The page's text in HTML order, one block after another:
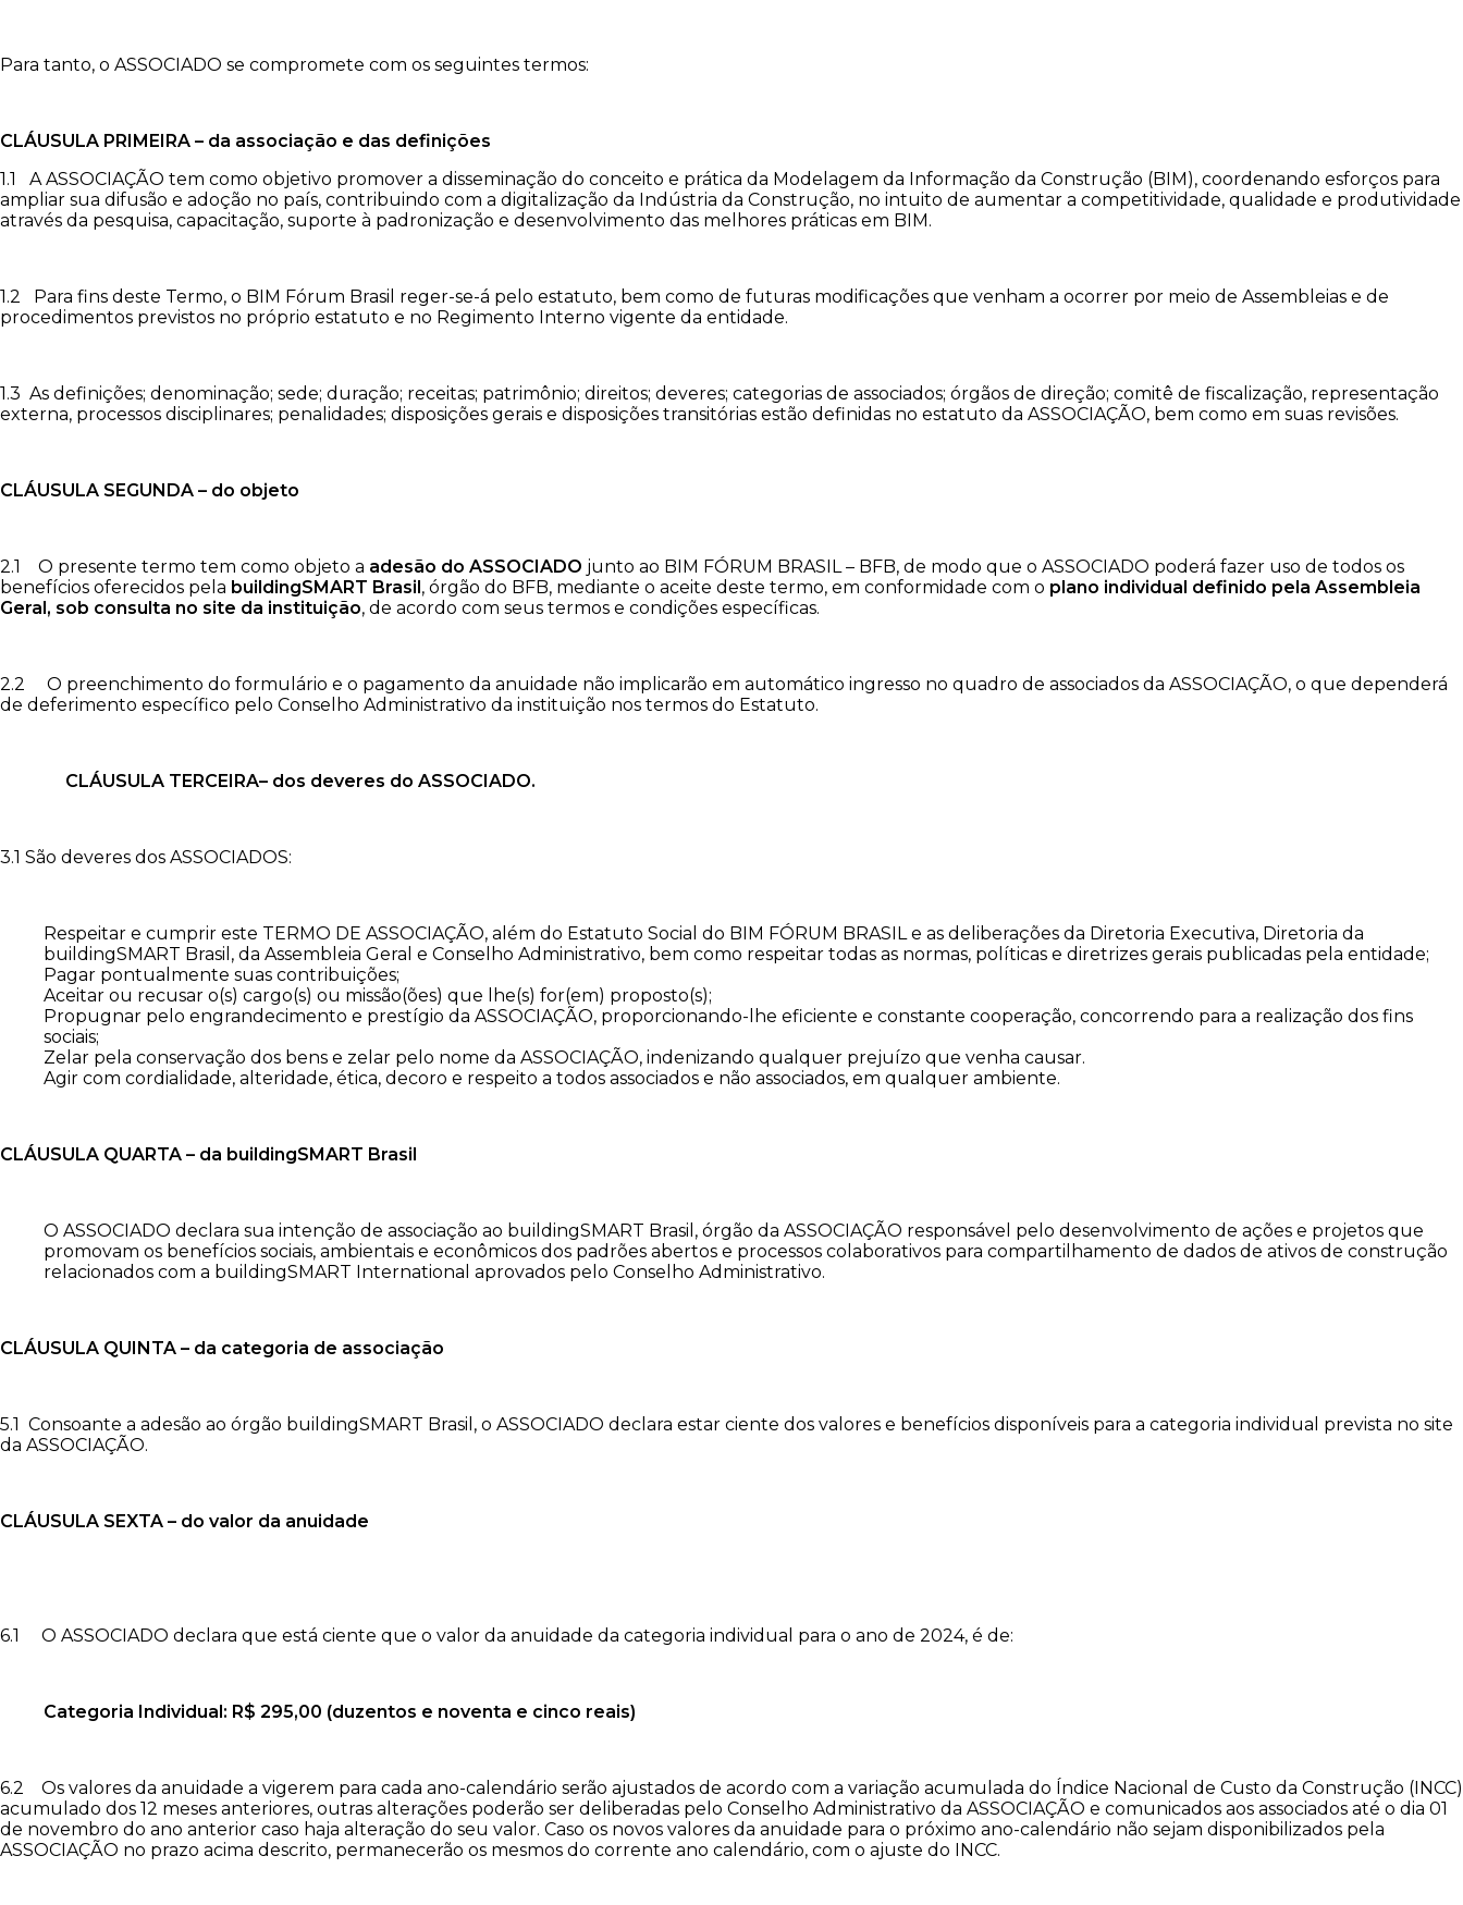
Para tanto, o ASSOCIADO se compromete com os seguintes termos:
CLÁUSULA PRIMEIRA – da associação e das definições
1.1 A ASSOCIAÇÃO tem como objetivo promover a disseminação do conceito e prática da Modelagem da Informação da Construção (BIM), coordenando esforços para
ampliar sua difusão e adoção no país, contribuindo com a digitalização da Indústria da Construção, no intuito de aumentar a competitividade, qualidade e produtividade
através da pesquisa, capacitação, suporte à padronização e desenvolvimento das melhores práticas em BIM.
1.2 Para fins deste Termo, o BIM Fórum Brasil reger-se-á pelo estatuto, bem como de futuras modificações que venham a ocorrer por meio de Assembleias e de
procedimentos previstos no próprio estatuto e no Regimento Interno vigente da entidade.
1.3 As definições; denominação; sede; duração; receitas; patrimônio; direitos; deveres; categorias de associados; órgãos de direção; comitê de fiscalização, representação
externa, processos disciplinares; penalidades; disposições gerais e disposições transitórias estão definidas no estatuto da ASSOCIAÇÃO, bem como em suas revisões.
CLÁUSULA SEGUNDA – do objeto
2.1 O presente termo tem como objeto a adesão do ASSOCIADO junto ao BIM FÓRUM BRASIL – BFB, de modo que o ASSOCIADO poderá fazer uso de todos os
benefícios oferecidos pela buildingSMART Brasil, órgão do BFB, mediante o aceite deste termo, em conformidade com o plano individual definido pela Assembleia
Geral, sob consulta no site da instituição, de acordo com seus termos e condições específicas.
2.2 O preenchimento do formulário e o pagamento da anuidade não implicarão em automático ingresso no quadro de associados da ASSOCIAÇÃO, o que dependerá
de deferimento específico pelo Conselho Administrativo da instituição nos termos do Estatuto.
CLÁUSULA TERCEIRA– dos deveres do ASSOCIADO.
3.1 São deveres dos ASSOCIADOS:
Respeitar e cumprir este TERMO DE ASSOCIAÇÃO, além do Estatuto Social do BIM FÓRUM BRASIL e as deliberações da Diretoria Executiva, Diretoria da
buildingSMART Brasil, da Assembleia Geral e Conselho Administrativo, bem como respeitar todas as normas, políticas e diretrizes gerais publicadas pela entidade;
Pagar pontualmente suas contribuições;
Aceitar ou recusar o(s) cargo(s) ou missão(ões) que lhe(s) for(em) proposto(s);
Propugnar pelo engrandecimento e prestígio da ASSOCIAÇÃO, proporcionando-lhe eficiente e constante cooperação, concorrendo para a realização dos fins
sociais;
Zelar pela conservação dos bens e zelar pelo nome da ASSOCIAÇÃO, indenizando qualquer prejuízo que venha causar.
Agir com cordialidade, alteridade, ética, decoro e respeito a todos associados e não associados, em qualquer ambiente.
CLÁUSULA QUARTA – da buildingSMART Brasil
O ASSOCIADO declara sua intenção de associação ao buildingSMART Brasil, órgão da ASSOCIAÇÃO responsável pelo desenvolvimento de ações e projetos que
promovam os benefícios sociais, ambientais e econômicos dos padrões abertos e processos colaborativos para compartilhamento de dados de ativos de construção
relacionados com a buildingSMART International aprovados pelo Conselho Administrativo.
CLÁUSULA QUINTA – da categoria de associação
5.1 Consoante a adesão ao órgão buildingSMART Brasil, o ASSOCIADO declara estar ciente dos valores e benefícios disponíveis para a categoria individual prevista no site
da ASSOCIAÇÃO.
CLÁUSULA SEXTA – do valor da anuidade
6.1 O ASSOCIADO declara que está ciente que o valor da anuidade da categoria individual para o ano de 2024, é de:
Categoria Individual: R$ 295,00 (duzentos e noventa e cinco reais)
6.2 Os valores da anuidade a vigerem para cada ano-calendário serão ajustados de acordo com a variação acumulada do Índice Nacional de Custo da Construção (INCC)
acumulado dos 12 meses anteriores, outras alterações poderão ser deliberadas pelo Conselho Administrativo da ASSOCIAÇÃO e comunicados aos associados até o dia 01
de novembro do ano anterior caso haja alteração do seu valor. Caso os novos valores da anuidade para o próximo ano-calendário não sejam disponibilizados pela
ASSOCIAÇÃO no prazo acima descrito, permanecerão os mesmos do corrente ano calendário, com o ajuste do INCC.